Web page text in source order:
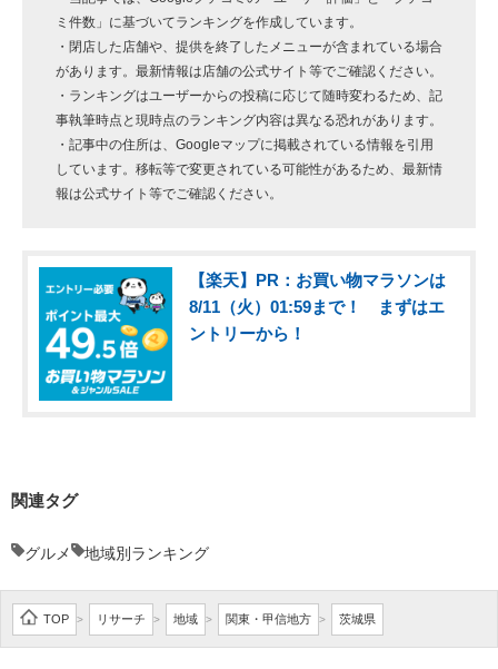
ミ件数」に基づいてランキングを作成しています。
・閉店した店舗や、提供を終了したメニューが含まれている場合
があります。最新情報は店舗の公式サイト等でご確認ください。
・ランキングはユーザーからの投稿に応じて随時変わるため、記
事執筆時点と現時点のランキング内容は異なる恐れがあります。
・記事中の住所は、Googleマップに掲載されている情報を引用
しています。移転等で変更されている可能性があるため、最新情
報は公式サイト等でご確認ください。
【楽天】PR：お買い物マラソンは
8/11（火）01:59まで！ まずはエ
ントリーから！
関連タグ
グルメ 地域別ランキング
TOP > リサーチ > 地域 > 関東・甲信地方 > 茨城県